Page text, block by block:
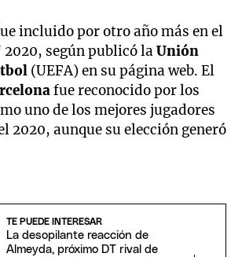
incluido por otro año más en el
según publicó laUnión
(UEFA) en su página web. El
fue reconocido por los
uno de los mejores jugadores
2020, aunque su elección generó
TE PUEDE INTERESAR
La desopilante reacción de
Almeyda, próximo DT rival de